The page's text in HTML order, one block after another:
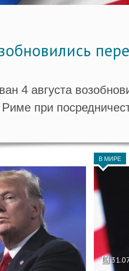
4 августа
Риме при
В МИРЕ